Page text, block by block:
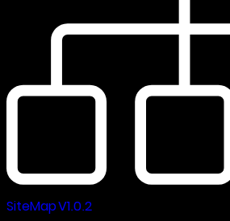
SiteMap V1.0.2